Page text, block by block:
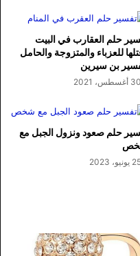
حلم العقارب في البيت
للعزباء والمتزوجة والحامل
بن سيرين
30 أغسطس، 2021
حلم صعود ونزول الجبل مع
2023